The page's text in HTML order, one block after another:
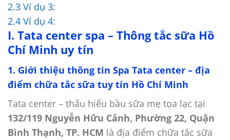
2.3 Ví dụ 3:
2.4 Ví dụ 4:
I. Tata center spa – Thông tắc sữa Hồ
Chí Minh uy tín
1. Giới thiệu thông tin Spa Tata center – địa
điểm chữa tắc sữa tuy tín Hồ Chí Minh
Tata center – thấu hiểu bầu sữa mẹ tọa lạc tại
132/119 Nguyễn Hữu Cảnh, Phường 22, Quận
Bình Thạnh, TP. HCM là địa điểm chữa tắc sữa